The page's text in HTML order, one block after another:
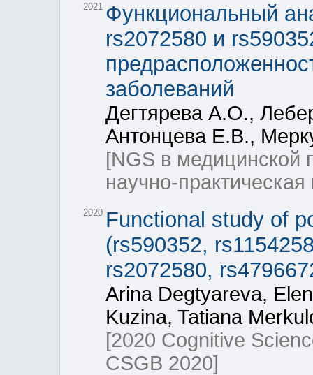
2021 Функциональный
rs2072580 и
заболеваний
Дегтярева А.О.,
Антонцева Е.В.,
[NGS в медицинской
научно-
2020 Functional study of
(rs590352,
rs2072580,
Arina Degtyareva,
Kuzina, Tatiana
[2020 Cognitive
CSGB 2020]